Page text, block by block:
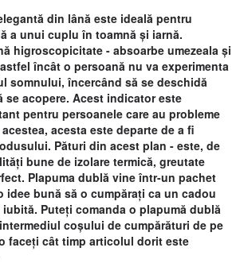
din lână este ideală pentru
a unui cuplu în toamnă și iarnă.
higroscopicitate - absoarbe umezeala și
încât o persoană nu va experimenta
somnului, încercând să se deschidă
se acopere. Acest indicator este
pentru persoanele care au probleme
acesta este departe de a fi
Pături din acest plan - este, de
bune de izolare termică, greutate
Plapuma dublă vine într-un pachet
idee bună să o cumpărați ca un cadou
Puteți comanda o plapumă dublă
coșului de cumpărături de pe
faceți cât timp articolul dorit este